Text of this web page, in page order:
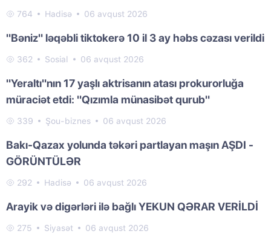
764 Hadisə 06 avqust 2026
"Bəniz" ləqəbli tiktokerə 10 il 3 ay həbs cəzası verildi
362 Sosial 06 avqust 2026
"Yeraltı"nın 17 yaşlı aktrisanın atası prokurorluğa
müraciət etdi: "Qızımla münasibət qurub"
339 Şou-biznes 06 avqust 2026
Bakı-Qazax yolunda təkəri partlayan maşın AŞDI -
GÖRÜNTÜLƏR
292 Hadisə 06 avqust 2026
Arayik və digərləri ilə bağlı YEKUN QƏRAR VERİLDİ
275 Siyasət 06 avqust 2026